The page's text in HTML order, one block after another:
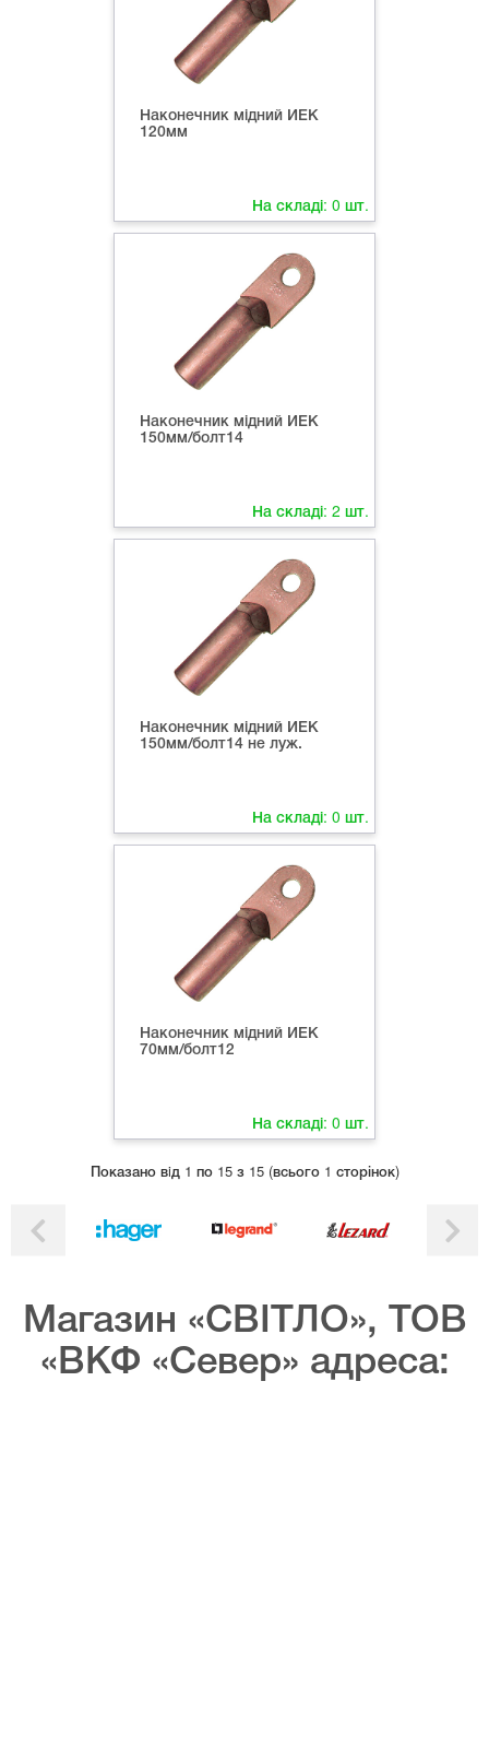
Наконечник мідний ИЕК
120мм
На складі: 0 шт.
Наконечник мідний ИЕК
150мм/болт14
На складі: 2 шт.
Наконечник мідний ИЕК
150мм/болт14 не луж.
На складі: 0 шт.
Наконечник мідний ИЕК
70мм/болт12
На складі: 0 шт.
Показано вiд 1 по 15 з 15 (всього 1 сторінок)
Магазин «СВІТЛО», ТОВ
«ВКФ «Север» адреса: